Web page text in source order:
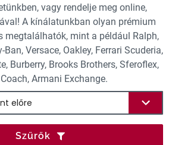
vagy rendelje meg online,
A kínálatunkban olyan prémium
megtalálhatók, mint a például Ralph,
Versace, Oakley, Ferrari Scuderia,
Burberry, Brooks Brothers, Sferoflex,
Armani Exchange.
Szűrők